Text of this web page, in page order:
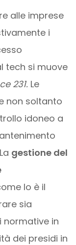
alle imprese
i
tech si muove
231.Le
non soltanto
idoneo a
gestione del
lo è il
sia
normative in
dei presidi in